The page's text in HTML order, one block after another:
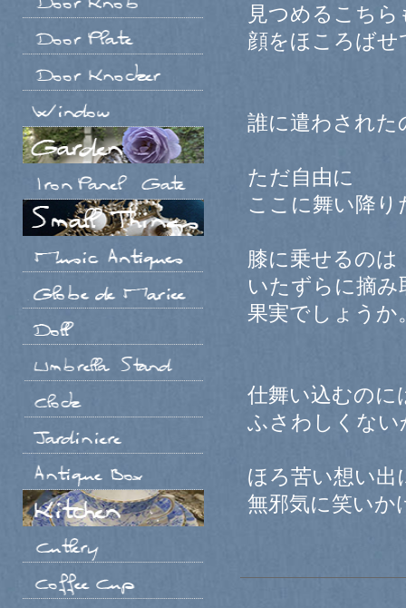
見つめるこちら
顔をほころばせ
誰に遣わされた
ただ自由に
ここに舞い降
膝に乗せるのは
いたずらに摘み
果実でしょうか
仕舞い込むのに
ふさわしくな
ほろ苦い想い出
無邪気に笑い